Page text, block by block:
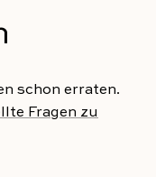
schon erraten.
Fragen zu